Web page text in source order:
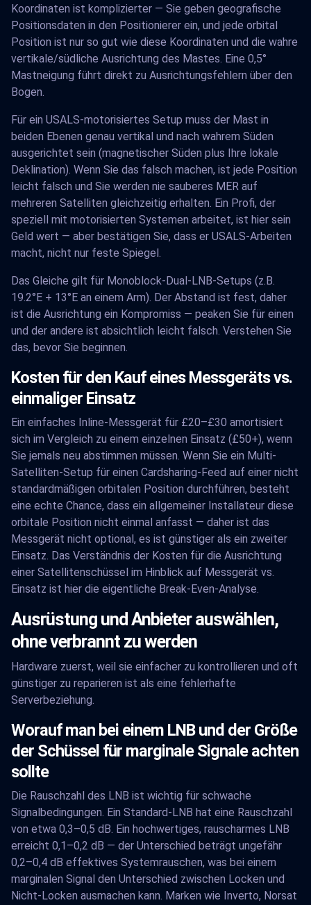
Koordinaten ist komplizierter — Sie geben geografische
Positionsdaten in den Positionierer ein, und jede orbital
Position ist nur so gut wie diese Koordinaten und die wahre
vertikale/südliche Ausrichtung des Mastes. Eine 0,5°
Mastneigung führt direkt zu Ausrichtungsfehlern über den
Bogen.
Für ein USALS-motorisiertes Setup muss der Mast in
beiden Ebenen genau vertikal und nach wahrem Süden
ausgerichtet sein (magnetischer Süden plus Ihre lokale
Deklination). Wenn Sie das falsch machen, ist jede Position
leicht falsch und Sie werden nie sauberes MER auf
mehreren Satelliten gleichzeitig erhalten. Ein Profi, der
speziell mit motorisierten Systemen arbeitet, ist hier sein
Geld wert — aber bestätigen Sie, dass er USALS-Arbeiten
macht, nicht nur feste Spiegel.
Das Gleiche gilt für Monoblock-Dual-LNB-Setups (z.B.
19.2°E + 13°E an einem Arm). Der Abstand ist fest, daher
ist die Ausrichtung ein Kompromiss — peaken Sie für einen
und der andere ist absichtlich leicht falsch. Verstehen Sie
das, bevor Sie beginnen.
Kosten für den Kauf eines Messgeräts vs.
einmaliger Einsatz
Ein einfaches Inline-Messgerät für £20–£30 amortisiert
sich im Vergleich zu einem einzelnen Einsatz (£50+), wenn
Sie jemals neu abstimmen müssen. Wenn Sie ein Multi-
Satelliten-Setup für einen Cardsharing-Feed auf einer nicht
standardmäßigen orbitalen Position durchführen, besteht
eine echte Chance, dass ein allgemeiner Installateur diese
orbitale Position nicht einmal anfasst — daher ist das
Messgerät nicht optional, es ist günstiger als ein zweiter
Einsatz. Das Verständnis der Kosten für die Ausrichtung
einer Satellitenschüssel im Hinblick auf Messgerät vs.
Einsatz ist hier die eigentliche Break-Even-Analyse.
Ausrüstung und Anbieter auswählen,
ohne verbrannt zu werden
Hardware zuerst, weil sie einfacher zu kontrollieren und oft
günstiger zu reparieren ist als eine fehlerhafte
Serverbeziehung.
Worauf man bei einem LNB und der Größe
der Schüssel für marginale Signale achten
sollte
Die Rauschzahl des LNB ist wichtig für schwache
Signalbedingungen. Ein Standard-LNB hat eine Rauschzahl
von etwa 0,3–0,5 dB. Ein hochwertiges, rauscharmes LNB
erreicht 0,1–0,2 dB — der Unterschied beträgt ungefähr
0,2–0,4 dB effektives Systemrauschen, was bei einem
marginalen Signal den Unterschied zwischen Locken und
Nicht-Locken ausmachen kann. Marken wie Inverto, Norsat